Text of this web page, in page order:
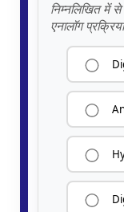
निम्नलिखित में
एनालॉग